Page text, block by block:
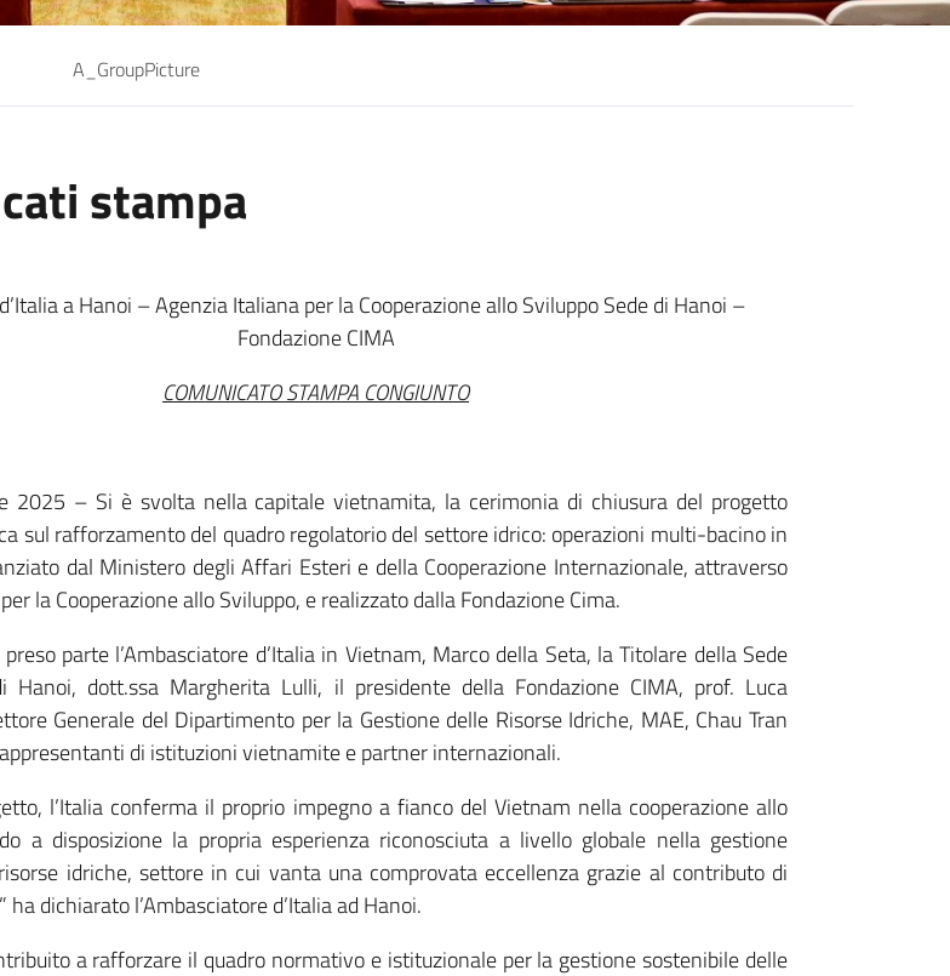
A_GroupPicture
stampa
a Hanoi – Agenzia Italiana per la Cooperazione allo Sviluppo Sede di Hanoi –
Fondazione CIMA
COMUNICATO STAMPA CONGIUNTO
2025 – Si è svolta nella capitale vietnamita, la cerimonia di chiusura del progetto
sul rafforzamento del quadro regolatorio del settore idrico: operazioni multi-bacino in
dal Ministero degli Affari Esteri e della Cooperazione Internazionale, attraverso
la Cooperazione allo Sviluppo, e realizzato dalla Fondazione Cima.
parte l’Ambasciatore d’Italia in Vietnam, Marco della Seta, la Titolare della Sede
Hanoi, dott.ssa Margherita Lulli, il presidente della Fondazione CIMA, prof. Luca
Generale del Dipartimento per la Gestione delle Risorse Idriche, MAE, Chau Tran
di istituzioni vietnamite e partner internazionali.
l’Italia conferma il proprio impegno a fianco del Vietnam nella cooperazione allo
a disposizione la propria esperienza riconosciuta a livello globale nella gestione
idriche, settore in cui vanta una comprovata eccellenza grazie al contributo di
ha dichiarato l’Ambasciatore d’Italia ad Hanoi.
a rafforzare il quadro normativo e istituzionale per la gestione sostenibile delle